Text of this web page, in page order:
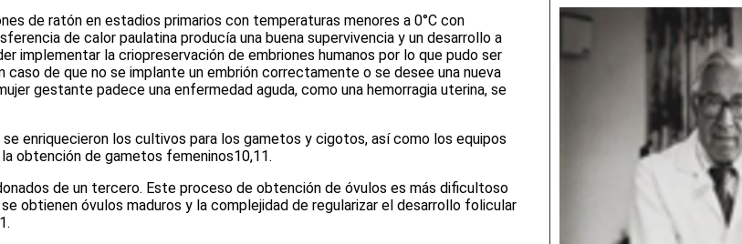
de ratón en estadios primarios con temperaturas menores a 0°C con
de calor paulatina producía una buena supervivencia y un desarrollo a
implementar la criopreservación de embriones humanos por lo que pudo ser
de que no se implante un embrión correctamente o se desee una nueva
gestante padece una enfermedad aguda, como una hemorragia uterina, se
enriquecieron los cultivos para los gametos y cigotos, así como los equipos
obtención de gametos femeninos10,11.
de un tercero. Este proceso de obtención de óvulos es más dificultoso
obtienen óvulos maduros y la complejidad de regularizar el desarrollo folicular
.